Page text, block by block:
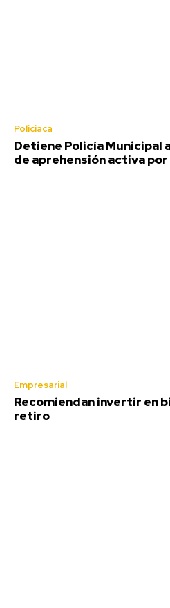
Policiaca
Detiene Policía Municipal
de aprehensión activa
Empresarial
Recomiendan invertir en
retiro